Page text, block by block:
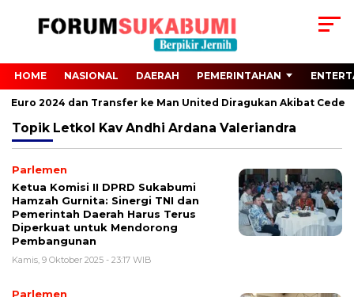
HOME NASIONAL DAERAH PEMERINTAHAN
2024 dan Transfer ke Man United Diragukan Akibat Cedera
Topik Letkol Kav Andhi Ardana Valeriandra
Parlemen
Ketua Komisi II DPRD Sukabumi
Hamzah Gurnita: Sinergi TNI dan
Pemerintah Daerah Harus Terus
Diperkuat untuk Mendorong
Pembangunan
Kamis, 9 Oktober 2025 - 23:17 WIB
Parlemen